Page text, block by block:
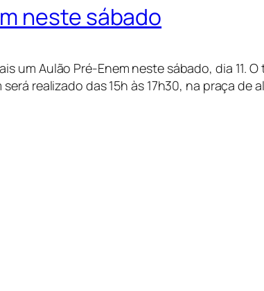
neste sábado
um Aulão Pré-Enem neste sábado, dia 11.
realizado das 15h às 17h30, na praça de